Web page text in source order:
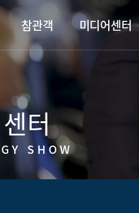
기
기
가기
참관객 미디어센터
터
SHOW